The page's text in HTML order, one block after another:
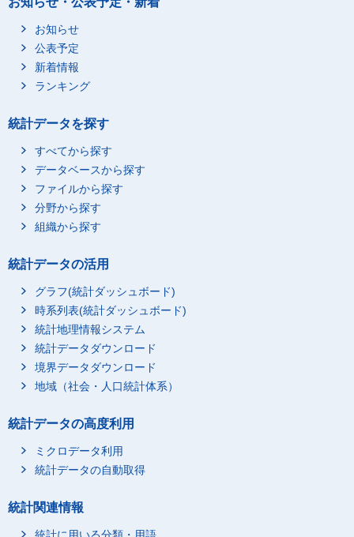
お知らせ
公表予定
新着情報
ランキング
統計データを探す
すべてから探す
データベースから探す
ファイルから探す
分野から探す
組織から探す
統計データの活用
グラフ(統計ダッシュボード)
時系列表(統計ダッシュボード)
統計地理情報システム
統計データダウンロード
境界データダウンロード
地域（社会・人口統計体系）
統計データの高度利用
ミクロデータ利用
統計データの自動取得
統計関連情報